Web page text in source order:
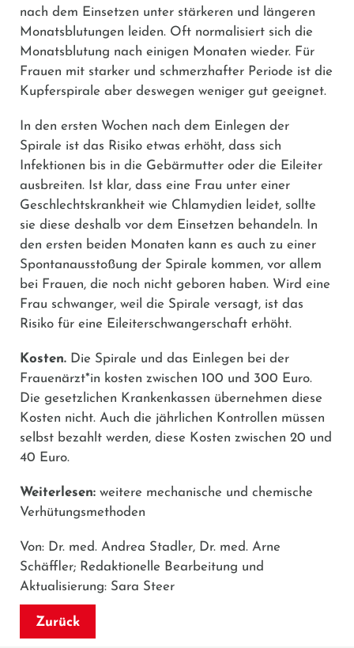
nach dem Einsetzen unter stärkeren und längeren
Monatsblutungen leiden. Oft normalisiert sich die
Monatsblutung nach einigen Monaten wieder. Für
Frauen mit starker und schmerzhafter Periode ist die
Kupferspirale aber deswegen weniger gut geeignet.
In den ersten Wochen nach dem Einlegen der
Spirale ist das Risiko etwas erhöht, dass sich
Infektionen bis in die Gebärmutter oder die Eileiter
ausbreiten. Ist klar, dass eine Frau unter einer
Geschlechtskrankheit wie Chlamydien leidet, sollte
sie diese deshalb vor dem Einsetzen behandeln. In
den ersten beiden Monaten kann es auch zu einer
Spontanausstoßung der Spirale kommen, vor allem
bei Frauen, die noch nicht geboren haben. Wird eine
Frau schwanger, weil die Spirale versagt, ist das
Risiko für eine Eileiterschwangerschaft erhöht.
Kosten. Die Spirale und das Einlegen bei der
Frauenärzt*in kosten zwischen 100 und 300 Euro.
Die gesetzlichen Krankenkassen übernehmen diese
Kosten nicht. Auch die jährlichen Kontrollen müssen
selbst bezahlt werden, diese Kosten zwischen 20 und
40 Euro.
Weiterlesen: weitere mechanische und chemische
Verhütungsmethoden
Von: Dr. med. Andrea Stadler, Dr. med. Arne
Schäffler; Redaktionelle Bearbeitung und
Aktualisierung: Sara Steer
Zurück